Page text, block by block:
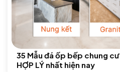
35 Mẫu đá ốp bếp chung
HỢP LÝ nhất hiện nay